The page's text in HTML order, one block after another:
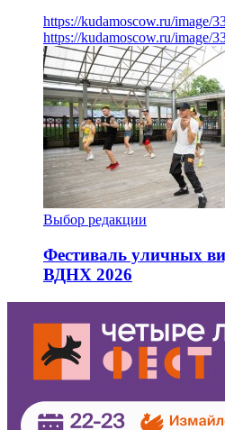
https://kudamoscow.ru/image/
https://kudamoscow.ru/image/
Выбор редакции
Фестиваль уличных
ВДНХ 2026